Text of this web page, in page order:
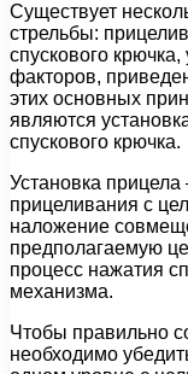
Существует
стрельбы:
спускового
факторов,
этих основных
являются
спускового крючка.
Установка
прицеливания с
наложение
предполагаемую
процесс нажатия
механизма.
Чтобы правильно
необходимо